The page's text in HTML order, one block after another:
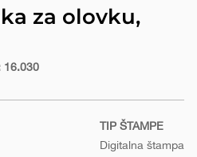
za olovku,
reklamni-
16.030
TIP ŠTAMPE
Digitalna štampa